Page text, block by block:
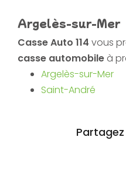
Argelès-sur-Mer
Casse Auto 114 vous
casse automobile à
Argelès-sur-Mer
Saint-André